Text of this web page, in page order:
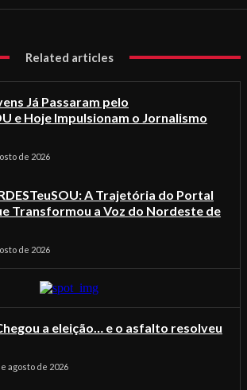
Related articles
Já Passaram pelo
e Hoje Impulsionam o Jornalismo
de 2026
A Trajetória do Portal
Transformou a Voz do Nordeste de
de 2026
a eleição… e o asfalto resolveu
agosto de 2026